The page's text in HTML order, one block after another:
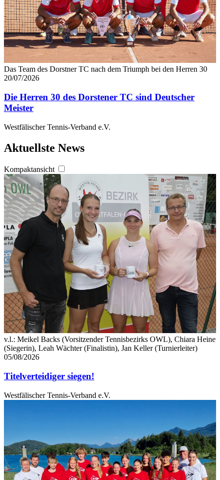
Das Team des Dorstner TC nach dem Triumph bei den Herren 30
20/07/2026
Die Herren 30 des Dorstener TC sind Deutscher
Meister
Westfälischer Tennis-Verband e.V.
Aktuellste News
Kompaktansicht
v.l.: Meikel Backs (Vorsitzender Tennisbezirks OWL), Chiara Heine
(Siegerin), Leah Wächter (Finalistin), Jan Keller (Turnierleiter)
05/08/2026
Titelverteidiger siegen!
Westfälischer Tennis-Verband e.V.